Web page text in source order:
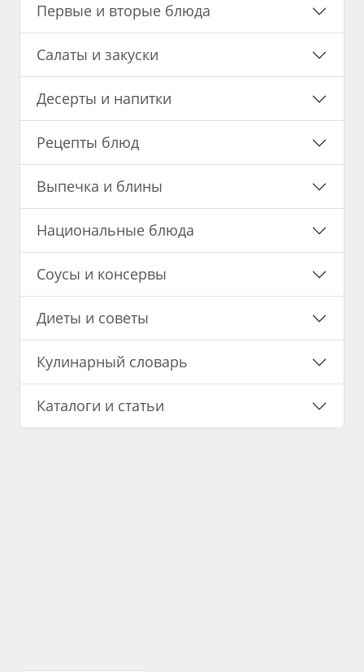
Первые и вторые блюда
Салаты и закуски
Десерты и напитки
Рецепты блюд
Выпечка и блины
Национальные блюда
Соусы и консервы
Диеты и советы
Кулинарный словарь
Каталоги и статьи